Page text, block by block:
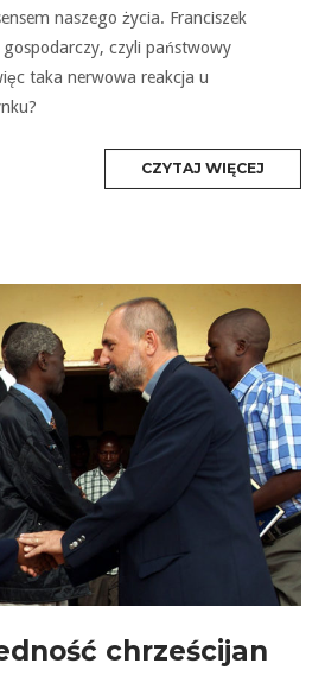
naszego życia. Franciszek
czyli państwowy
taka nerwowa reakcja u
CZYTAJ WIĘCEJ
chrześcijan